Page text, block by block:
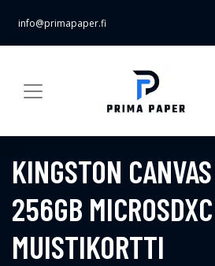
info@primapaper.fi
KINGSTON
256GB
MUISTIKORTTI